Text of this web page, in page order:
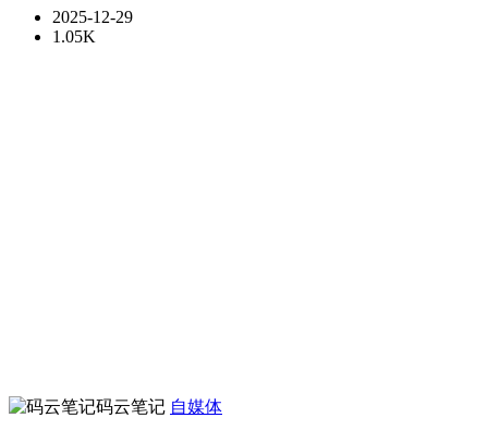
2025-12-29
1.05K
码云笔记 自媒体